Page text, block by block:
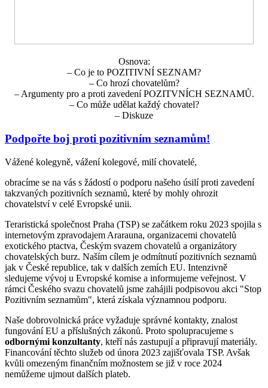
Osnova:
– Co je to POZITIVNÍ SEZNAM?
– Co hrozí chovatelům?
– Argumenty pro a proti zavedení POZITVNÍCH SEZNAMŮ.
– Co může udělat každý chovatel?
– Diskuze
Podpořte boj proti pozitivním seznamům!
Vážené kolegyně, vážení kolegové, milí chovatelé,
obracíme se na vás s žádostí o podporu našeho úsilí proti zavedení
takzvaných pozitivních seznamů, které by mohly ohrozit
chovatelství v celé Evropské unii.
Teraristická společnost Praha (TSP) se začátkem roku 2023 spojila s
internetovým zpravodajem Ararauna, organizacemi chovatelů
exotického ptactva, Českým svazem chovatelů a organizátory
chovatelských burz. Naším cílem je odmítnutí pozitivních seznamů
jak v České republice, tak v dalších zemích EU. Intenzivně
sledujeme vývoj u Evropské komise a informujeme veřejnost. V
rámci Českého svazu chovatelů jsme zahájili podpisovou akci "Stop
Pozitivním seznamům", která získala významnou podporu.
Naše dobrovolnická práce vyžaduje správné kontakty, znalost
fungování EU a příslušných zákonů. Proto spolupracujeme s
odbornými konzultanty, kteří nás zastupují a připravují materiály.
Financování těchto služeb od února 2023 zajišťovala TSP. Avšak
kvůli omezeným finančním možnostem se již v roce 2024
nemůžeme ujmout dalších plateb.